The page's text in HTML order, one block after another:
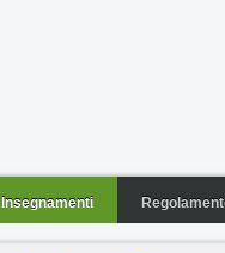
Insegnamenti